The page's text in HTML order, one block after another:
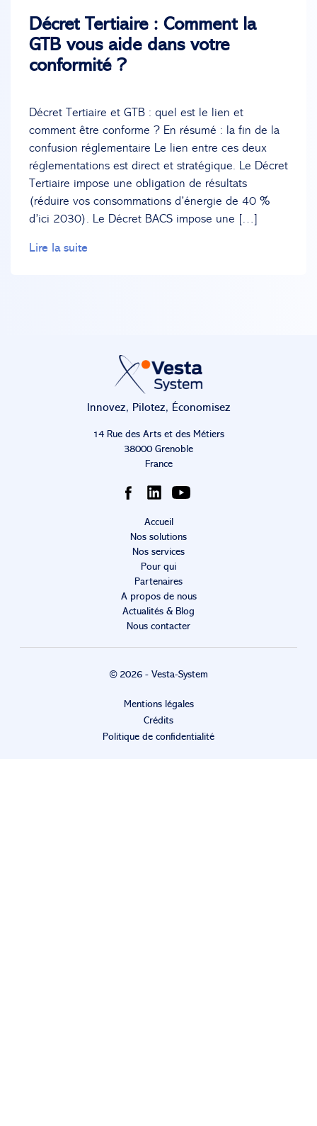
Décret Tertiaire : Comment la
GTB vous aide dans votre
conformité ?
Décret Tertiaire et GTB : quel est le lien et
comment être conforme ? En résumé : la fin de la
confusion réglementaire Le lien entre ces deux
réglementations est direct et stratégique. Le Décret
Tertiaire impose une obligation de résultats
(réduire vos consommations d’énergie de 40 %
d’ici 2030). Le Décret BACS impose une […]
Lire la suite
Innovez, Pilotez, Économisez
14 Rue des Arts et des Métiers
38000 Grenoble
France
Accueil
Nos solutions
Nos services
Pour qui
Partenaires
A propos de nous
Actualités & Blog
Nous contacter
© 2026 - Vesta-System
Mentions légales
Crédits
Politique de confidentialité